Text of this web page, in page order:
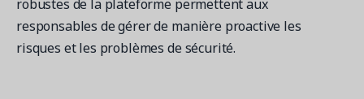
robustes de la plateforme permettent aux
responsables de gérer de manière proactive les
risques et les problèmes de sécurité.